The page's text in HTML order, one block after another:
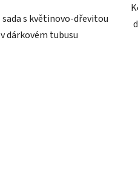
s květinovo-dřevitou
dárkovém tubusu